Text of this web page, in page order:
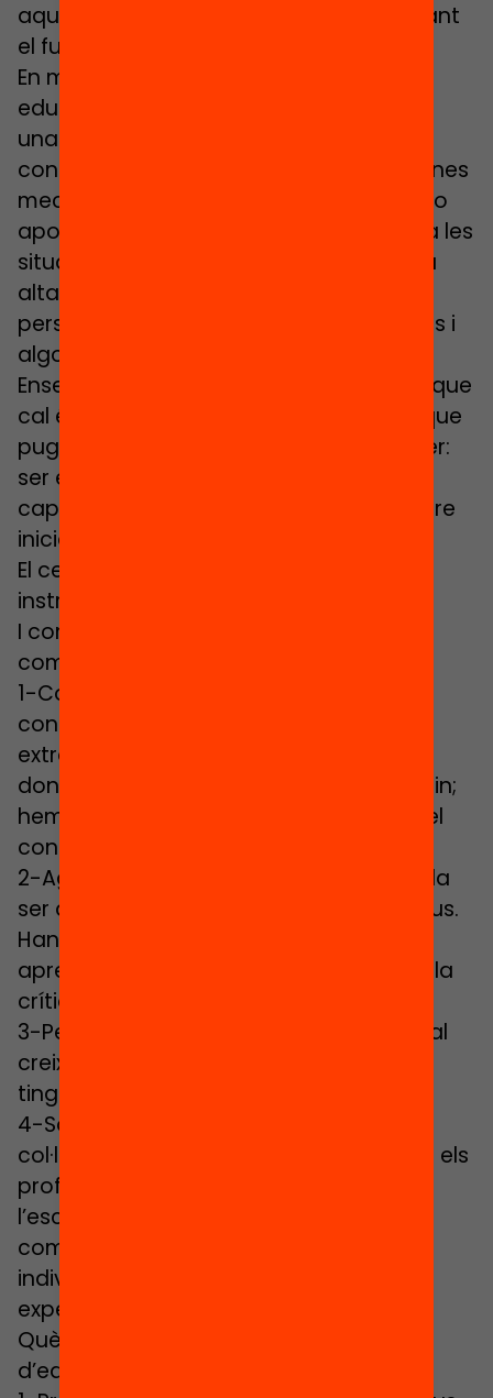
aquesta situació i treure’n partit encarant
el futur amb possibilitats infinites.
En molts casos, es continua oferint una
educació que forma les persones per a
una societat industrial, amb uns
coneixements estandarditzats per a feines
mecàniques. Aquest tipus d’educació no
aporta les habilitats per a adaptar-se a les
situacions canviants marcades per una
alta tecnologia que pot substituir les
persones en moltes accions amb robots i
algoritmes.
Ensenyem a ser robots dolents quan el que
cal és formar persones més humanes que
puguin fer el que els robots no poden fer:
ser empàtics, col•laboratius, creatius,
capaços de crear metàfores i de prendre
iniciatives.
El centre de gravetat passa de seguir
instruccions a resoldre problemes.
I com s’aprèn a resoldre problemes
complexos?
1-Coneixements. Sí que calen els
coneixements, però han de ser útils i
extrapolables. No es tracta només de
donar coneixements perquè s’interioritzin;
hem d’ensenyar a debatre i a desafiar el
coneixement, no a pair-lo.
2-Agents. Els alumnes busquen a l’escola
ser agents implicats. No volen ser passius.
Han de fer, provar amb la pràctica i
aprendre de les accions, dels errors, de la
crítica, del retorn.
3-Personal. L’educació ha de servir per al
creixement personal. Cal que cadascú
tingui el seu propòsit personal.
4-Social. L’educació ha de ser
col·laborativa, amb els companys, amb els
professors amb persones externes a
l’escola. La majoria de problemes
complexos no es poden resoldre
individualment; cal compartir les
experiències.
Què cal per a implantar aquest tipus
d’educació?